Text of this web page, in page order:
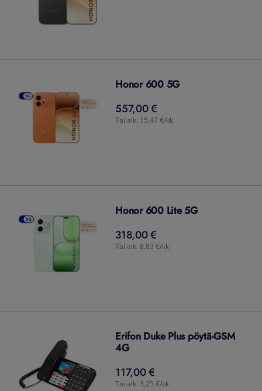
Honor 600 5G
557,00 €
557,00€
Tai alk. 15,47 €/kk
Honor 600 Lite 5G
318,00 €
318,00€
Tai alk. 8,83 €/kk
Erifon Duke Plus pöytä-GSM
4G
117,00 €
117,00€
Tai alk. 3,25 €/kk